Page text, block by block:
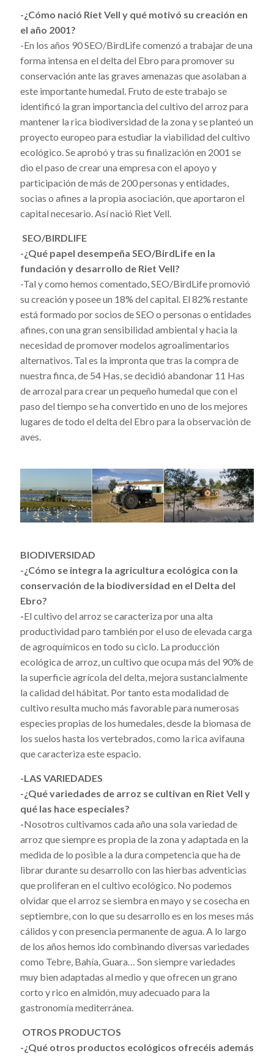
-¿Cómo nació Riet Vell y qué motivó su creación en
el año 2001?
-En los años 90 SEO/BirdLife comenzó a trabajar de una
forma intensa en el delta del Ebro para promover su
conservación ante las graves amenazas que asolaban a
este importante humedal. Fruto de este trabajo se
identificó la gran importancia del cultivo del arroz para
mantener la rica biodiversidad de la zona y se planteó un
proyecto europeo para estudiar la viabilidad del cultivo
ecológico. Se aprobó y tras su finalización en 2001 se
dio el paso de crear una empresa con el apoyo y
participación de más de 200 personas y entidades,
socias o afines a la propia asociación, que aportaron el
capital necesario. Así nació Riet Vell.
SEO/BIRDLIFE
-¿Qué papel desempeña SEO/BirdLife en la
fundación y desarrollo de Riet Vell?
-Tal y como hemos comentado, SEO/BirdLife promovió
su creación y posee un 18% del capital. El 82% restante
está formado por socios de SEO o personas o entidades
afines, con una gran sensibilidad ambiental y hacia la
necesidad de promover modelos agroalimentarios
alternativos. Tal es la impronta que tras la compra de
nuestra finca, de 54 Has, se decidió abandonar 11 Has
de arrozal para crear un pequeño humedal que con el
paso del tiempo se ha convertido en uno de los mejores
lugares de todo el delta del Ebro para la observación de
aves.
BIODIVERSIDAD
-¿Cómo se integra la agricultura ecológica con la
conservación de la biodiversidad en el Delta del
Ebro?
-El cultivo del arroz se caracteriza por una alta
productividad paro también por el uso de elevada carga
de agroquímicos en todo su ciclo. La producción
ecológica de arroz, un cultivo que ocupa más del 90% de
la superficie agrícola del delta, mejora sustancialmente
la calidad del hábitat. Por tanto esta modalidad de
cultivo resulta mucho más favorable para numerosas
especies propias de los humedales, desde la biomasa de
los suelos hasta los vertebrados, como la rica avifauna
que caracteriza este espacio.
-LAS VARIEDADES
-¿Qué variedades de arroz se cultivan en Riet Vell y
qué las hace especiales?
-Nosotros cultivamos cada año una sola variedad de
arroz que siempre es propia de la zona y adaptada en la
medida de lo posible a la dura competencia que ha de
librar durante su desarrollo con las hierbas adventicias
que proliferan en el cultivo ecológico. No podemos
olvidar que el arroz se siembra en mayo y se cosecha en
septiembre, con lo que su desarrollo es en los meses más
cálidos y con presencia permanente de agua. A lo largo
de los años hemos ido combinando diversas variedades
como Tebre, Bahía, Guara… Son siempre variedades
muy bien adaptadas al medio y que ofrecen un grano
corto y rico en almidón, muy adecuado para la
gastronomía mediterránea.
OTROS PRODUCTOS
-¿Qué otros productos ecológicos ofrecéis además